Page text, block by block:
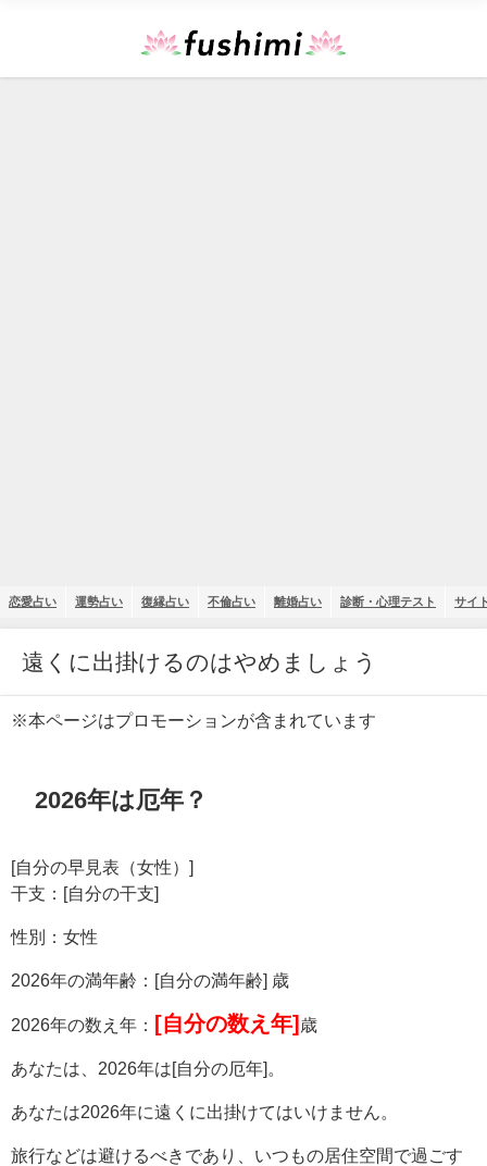
恋愛占い 運勢占い 復縁占い 不倫占い 離婚占い 診断・心理テスト サイ
遠くに出掛けるのはやめましょう
※本ページはプロモーションが含まれています
2026年は厄年？
[自分の早見表（女性）]
干支：[自分の干支]
性別：女性
2026年の満年齢：[自分の満年齢] 歳
2026年の数え年： [自分の数え年] 歳
あなたは、2026年は[自分の厄年]。
あなたは2026年に遠くに出掛けてはいけません。
旅行などは避けるべきであり、いつもの居住空間で過ごす